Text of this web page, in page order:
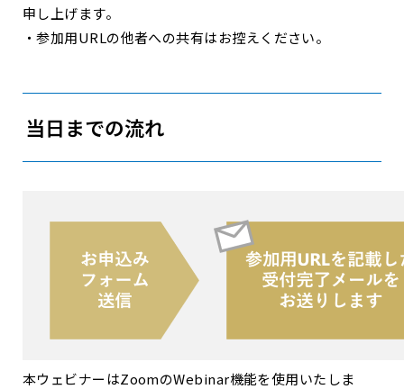
申し上げます。
・参加用URLの他者への共有はお控えください。
当日までの流れ
本ウェビナーはZoomのWebinar機能を使用いたしま